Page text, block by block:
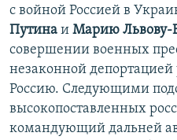
с войной Россией в
Путина и Марию Львову-
совершении военных
незаконной
Россию. Следующими
высокопоставленных
командующий дальней